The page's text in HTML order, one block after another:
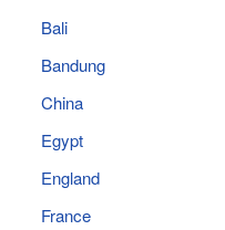
Bali
Bandung
China
Egypt
England
France